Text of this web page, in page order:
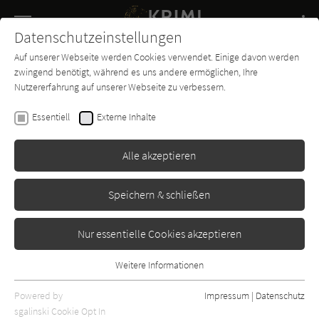
SUCHE
Buch-
Entdecker
Forum Charts
Anne Perry
Der Verräter von Westminster
Erschienen: Januar 2011 Bibliogr. Angaben
Datenschutzeinstellungen
Auf unserer Webseite werden Cookies verwendet. Einige davon werden
zwingend benötigt, während es uns andere ermöglichen, Ihre
Nutzererfahrung auf unserer Webseite zu verbessern.
Essentiell Externe Inhalte
Alle akzeptieren
Speichern & schließen
Nur essentielle Cookies akzeptieren
Essentielle Cookies werden für grundlegende Funktionen der
Webseite benötigt. Dadurch ist gewährleistet, dass die Webseite
Weitere Informationen
Powered by
sgalinski Cookie Opt In
Impressum | Datenschutz